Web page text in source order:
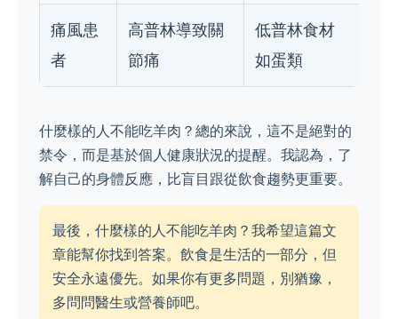
痛風患
者
高普林導致關
節痛
低普林食材
如蛋類
什麼樣的人不能吃羊肉？總的來說，這不是絕對的
禁令，而是基於個人健康狀況的提醒。我認為，了
解自己的身體反應，比盲目跟從飲食趨勢更重要。
最後，什麼樣的人不能吃羊肉？我希望這篇文
章能幫你找到答案。飲食是生活的一部分，但
安全永遠優先。如果你有更多問題，別猶豫，
多問問醫生或營養師吧。